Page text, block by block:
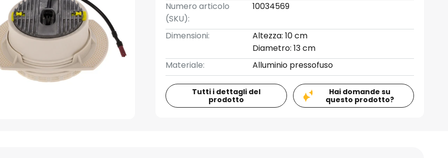
Numero articolo
(SKU):
10034569
Dimensioni:
Altezza: 10 cm
Diametro: 13 cm
Materiale:
Alluminio pressofuso
Tutti i dettagli del
prodotto
Hai domande su
questo prodotto?